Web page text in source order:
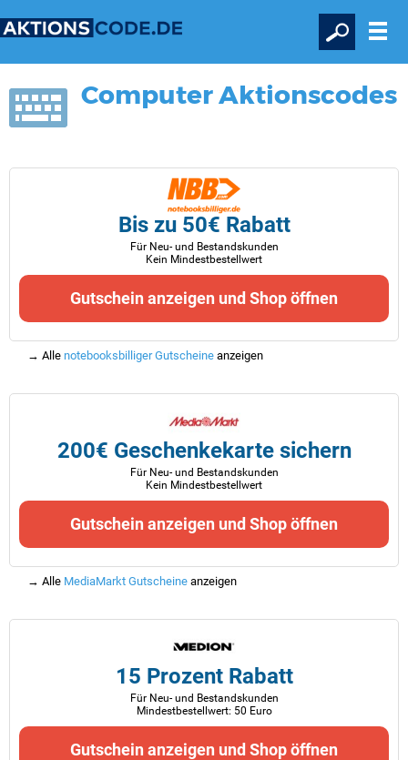
ComputerAktionscodes
Bis zu 50€ Rabatt
Für Neu- und Bestandskunden
Kein Mindestbestellwert
Gutschein anzeigen und Shop öffnen
→ Alle notebooksbilliger Gutscheine anzeigen
200€ Geschenkekarte sichern
Für Neu- und Bestandskunden
Kein Mindestbestellwert
Gutschein anzeigen und Shop öffnen
→ Alle MediaMarkt Gutscheine anzeigen
15 Prozent Rabatt
Für Neu- und Bestandskunden
Mindestbestellwert: 50 Euro
Gutschein anzeigen und Shop öffnen